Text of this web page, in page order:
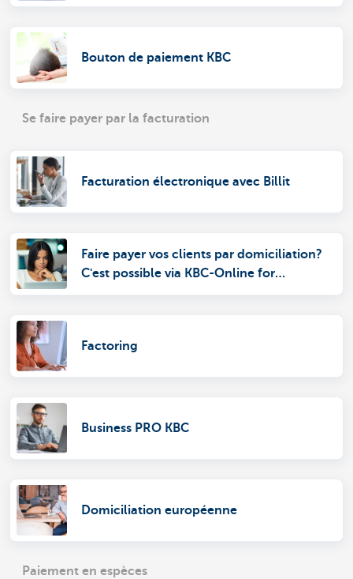
Bouton de paiement KBC
Se faire payer par la facturation
Facturation électronique avec Billit
Faire payer vos clients par domiciliation?
C'est possible via KBC-Online for
Factoring
Business PRO KBC
Domiciliation européenne
Paiement en espèces